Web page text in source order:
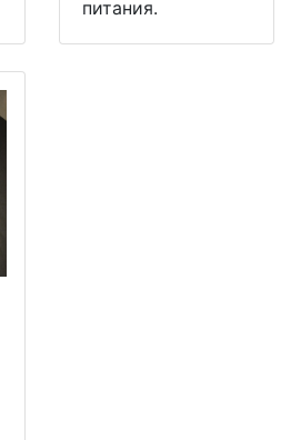
питания.